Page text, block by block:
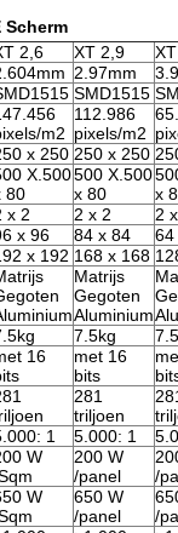
Scherm
2,6 XT 2,9
2.97mm
SMD1515
m2
112.986
pixels/m2
x 250 250 x 250
X.500
80
500 X.500
x 80
x
x 2 2 x 2
2
x 96 84 x 84
64
x 192 168 x 168
Matrijs
Gegoten
Aluminium
7.5kg
16
met 16
bits
281
triljoen
1 5.000: 1
W
200 W
/panel
/
W
650 W
/panel
/